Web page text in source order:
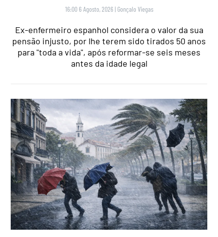
16:00 6 Agosto, 2026 | Gonçalo Viegas
Ex-enfermeiro espanhol considera o valor da sua
pensão injusto, por lhe terem sido tirados 50 anos
para "toda a vida", após reformar-se seis meses
antes da idade legal